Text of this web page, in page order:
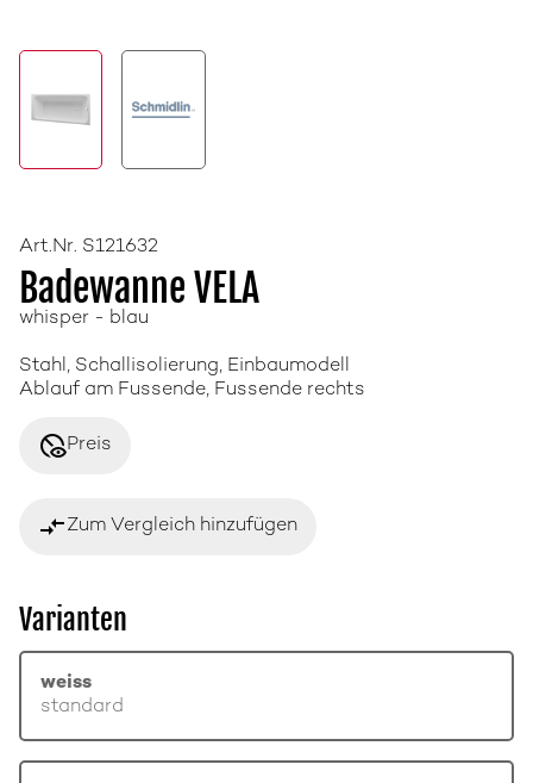
Art.Nr. S121632
Badewanne VELA
whisper - blau
Stahl, Schallisolierung, Einbaumodell
Ablauf am Fussende, Fussende rechts
disabled_visiblePreis
compare_arrowsZum Vergleich hinzufügen
Varianten
weiss
standard